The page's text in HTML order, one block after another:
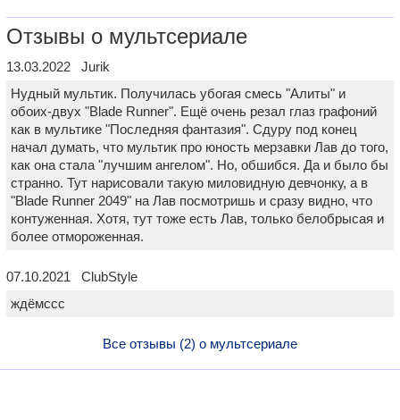
Отзывы о мультсериале
13.03.2022 Jurik
Нудный мультик. Получилась убогая смесь "Алиты" и
обоих-двух "Blade Runner". Ещё очень резал глаз графоний
как в мультике "Последняя фантазия". Сдуру под конец
начал думать, что мультик про юность мерзавки Лав до того,
как она стала "лучшим ангелом". Но, обшибся. Да и было бы
странно. Тут нарисовали такую миловидную девчонку, а в
"Blade Runner 2049" на Лав посмотришь и сразу видно, что
контуженная. Хотя, тут тоже есть Лав, только белобрысая и
более отмороженная.
07.10.2021 ClubStyle
ждёмссс
Все отзывы (2) о мультсериале